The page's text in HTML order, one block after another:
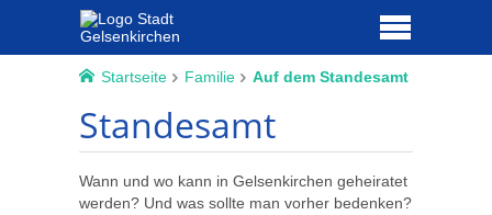
Startseite Familie Auf dem Standesamt
Standesamt
Wann und wo kann in Gelsenkirchen geheiratet
werden? Und was sollte man vorher bedenken?